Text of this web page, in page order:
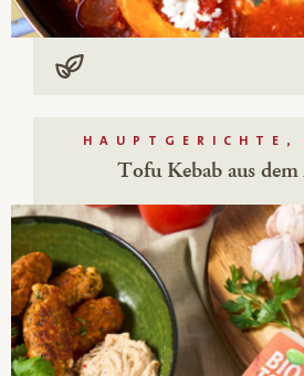
Vegan
HAUPTGERICHTE,
Tofu Kebab aus